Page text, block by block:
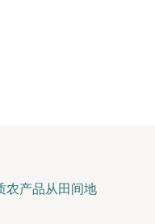
农产品从田间地